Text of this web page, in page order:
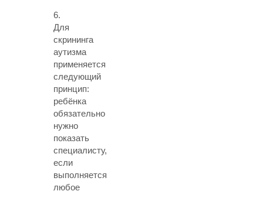
6.
Для
скрининга
аутизма
применяется
следующий
принцип:
ребёнка
обязательно
нужно
показать
специалисту,
если
выполняется
любое